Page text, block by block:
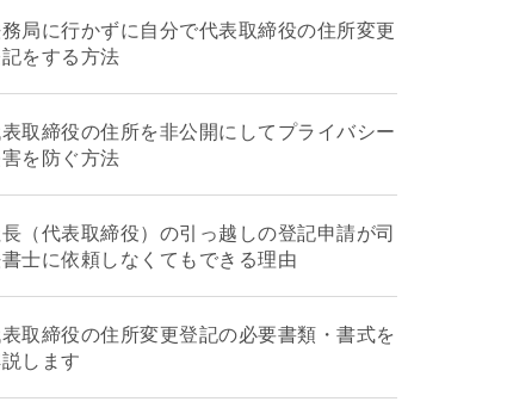
局に行かずに自分で代表取締役の住所変更
をする方法
取締役の住所を非公開にしてプライバシー
を防ぐ方法
（代表取締役）の引っ越しの登記申請が司
士に依頼しなくてもできる理由
取締役の住所変更登記の必要書類・書式を
します